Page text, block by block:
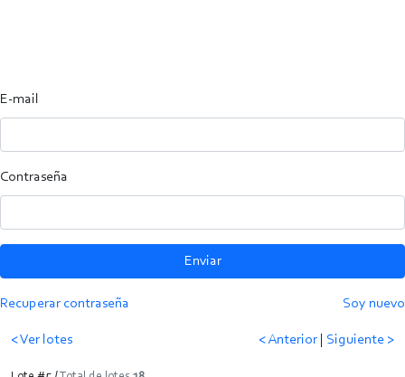
E-mail
Contraseña
Enviar
Recuperar contraseña Soy nuevo
< Ver lotes < Anterior Siguiente >